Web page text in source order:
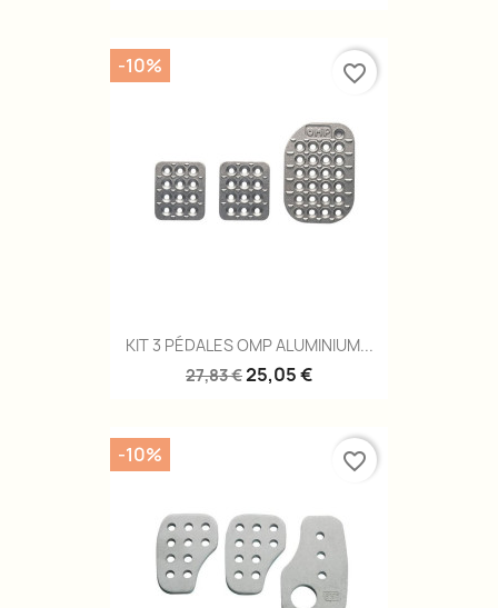
KIT 3 PÉDALES OMP ALUMINIUM...
27,83 €25,05 €
-10% favorite_border
-10% favorite_border